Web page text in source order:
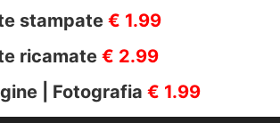
stampate € 1.99
ricamate € 2.99
| Fotografia € 1.99